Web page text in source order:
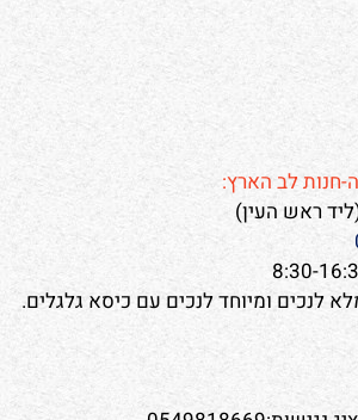
חנות לב הארץ:
לנכים ומיוחד לנכים עם כיסא גלגלים.